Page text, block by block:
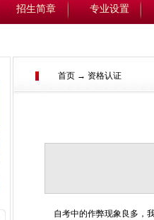
招生简章 专业设置
首页 → 资格认证
自考中的作弊现象良多，